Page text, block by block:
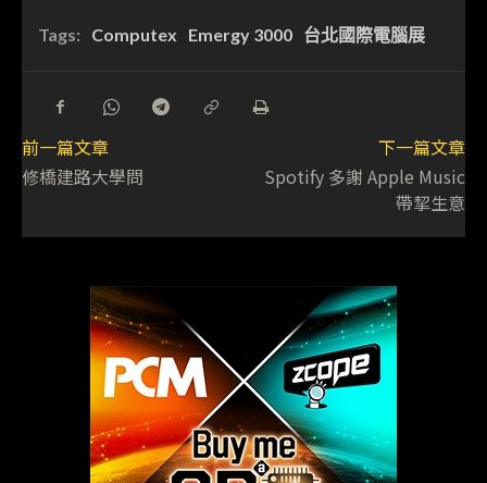
Tags: Computex Emergy 3000 台北國際電腦展
前一篇文章
修橋建路大學問
下一篇文章
Spotify 多謝 Apple Music
帶挈生意